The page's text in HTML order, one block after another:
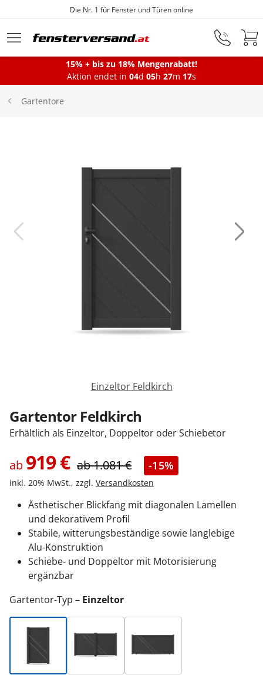
Zum Hauptinhalt springen
Die Nr. 1 für Fenster und Türen online
Fenster
Terrassentüren
Sonnenschutz
Garagentore
Anmelden / Registrieren
15% + bis zu 18% Mengenrabatt!
Aktion endet in 04d 05h 27m 17s
Gartentore
Einzeltor Feldkirch
Gartentor Feldkirch
Erhältlich als Einzeltor, Doppeltor oder Schiebetor
ab 919€ ab1.081€ -15%
inkl. 20% MwSt., zzgl. Versandkosten
Ästhetischer Blickfang mit diagonalen Lamellen
und dekorativem Profil
Stabile, witterungsbeständige sowie langlebige
Alu-Konstruktion
Schiebe- und Doppeltor mit Motorisierung
ergänzbar
Gartentor-Typ
Einzeltor